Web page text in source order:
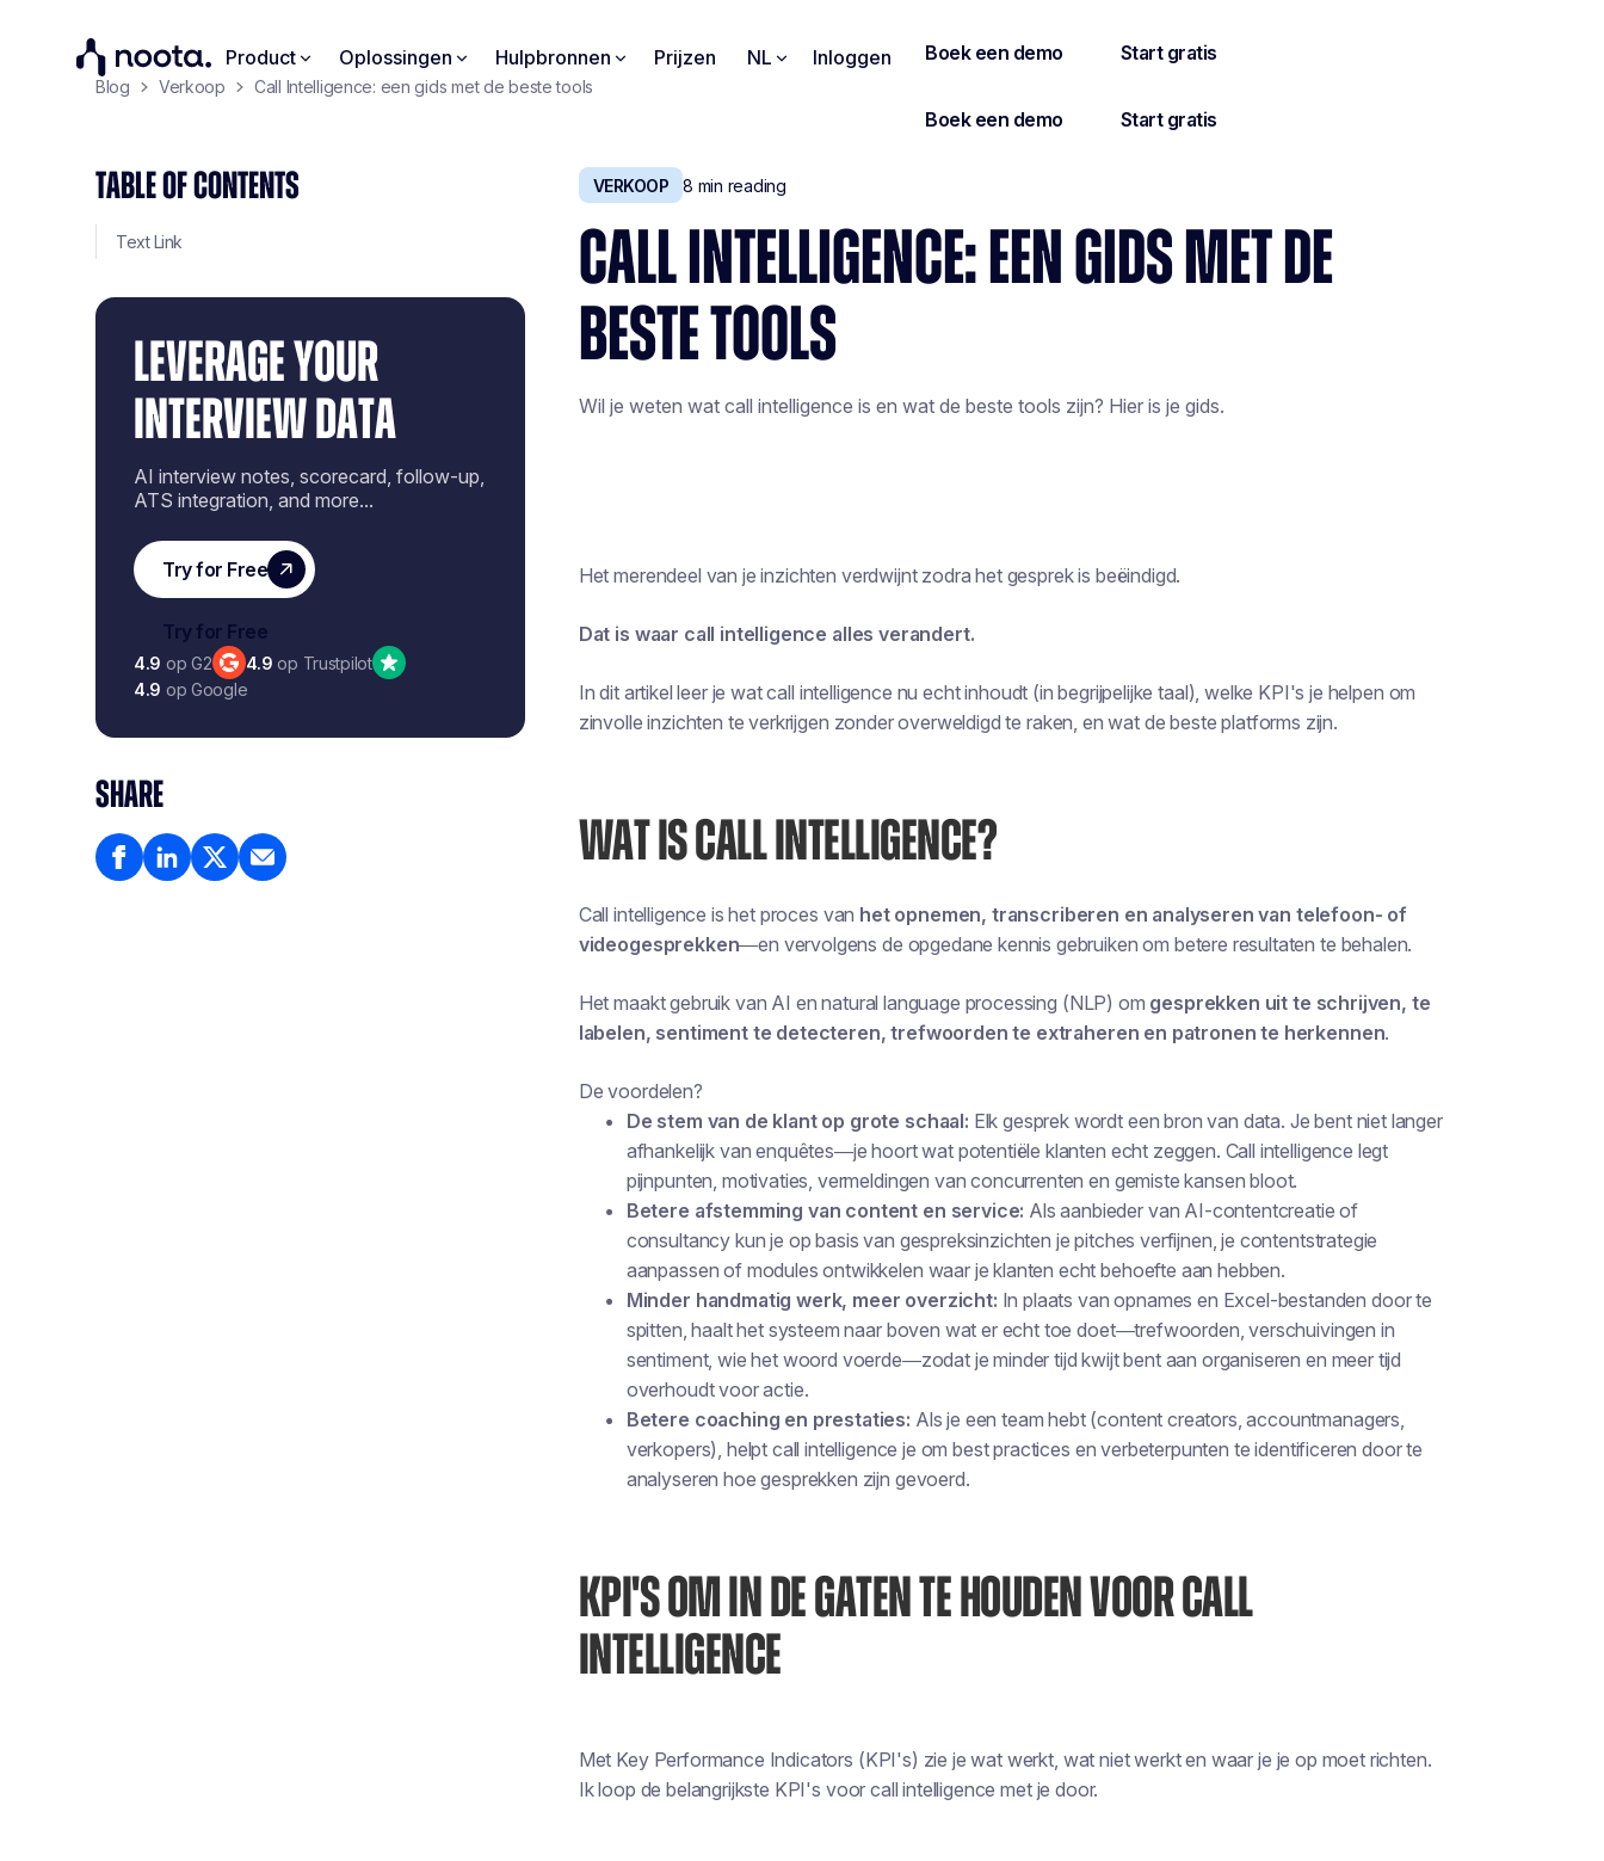
Product Oplossingen Hulpbronnen Prijzen NL Inloggen
Blog Verkoop Call Intelligence: een gids met de beste tools
TABLE OF CONTENTS
Text Link
LEVERAGE YOUR
INTERVIEW DATA
AI interview notes, scorecard, follow-up,
ATS integration, and more...
4.9 op G2 4.9 op Trustpilot
4.9 op Google
SHARE
VERKOOP 8 min reading
CALL INTELLIGENCE: EEN GIDS MET DE
BESTE TOOLS
Wil je weten wat call intelligence is en wat de beste tools zijn? Hier is je gids.
Het merendeel van je inzichten verdwijnt zodra het gesprek is beëindigd.
Dat is waar call intelligence alles verandert.
In dit artikel leer je wat call intelligence nu echt inhoudt (in begrijpelijke taal), welke KPI's je helpen om
zinvolle inzichten te verkrijgen zonder overweldigd te raken, en wat de beste platforms zijn.
WAT IS CALL INTELLIGENCE?
Call intelligence is het proces van het opnemen, transcriberen en analyseren van telefoon- of
videogesprekken—en vervolgens de opgedane kennis gebruiken om betere resultaten te behalen.
Het maakt gebruik van AI en natural language processing (NLP) om gesprekken uit te schrijven, te
labelen, sentiment te detecteren, trefwoorden te extraheren en patronen te herkennen.
De voordelen?
De stem van de klant op grote schaal: Elk gesprek wordt een bron van data. Je bent niet langer
afhankelijk van enquêtes—jehoortwat potentiële klanten echt zeggen. Call intelligence legt
pijnpunten, motivaties, vermeldingen van concurrenten en gemiste kansen bloot.
Betere afstemming van content en service: Als aanbieder van AI-contentcreatie of
consultancy kun je op basis van gespreksinzichten je pitches verfijnen, je contentstrategie
aanpassen of modules ontwikkelen waar je klanten echt behoefte aan hebben.
Minder handmatig werk, meer overzicht: In plaats van opnames en Excel-bestanden door te
spitten, haalt het systeem naar boven wat er echt toe doet—trefwoorden, verschuivingen in
sentiment, wie het woord voerde—zodat je minder tijd kwijt bent aan organiseren en meer tijd
overhoudt voor actie.
Betere coaching en prestaties: Als je een team hebt (content creators, accountmanagers,
verkopers), helpt call intelligence je om best practices en verbeterpunten te identificeren door te
analyseren hoe gesprekken zijn gevoerd.
KPI'S OM IN DE GATEN TE HOUDEN VOOR CALL
INTELLIGENCE
Met Key Performance Indicators (KPI's) zie je wat werkt, wat niet werkt en waar je je op moet richten.
Ik loop de belangrijkste KPI's voor call intelligence met je door.